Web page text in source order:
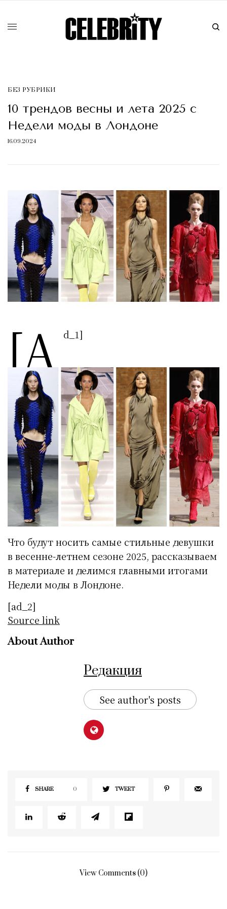
БЕЗ РУБРИКИ
10 трендов весны и лета 2025 с
Недели моды в Лондоне
16.09.2024
[a d_1]
Что будут носить самые стильные девушки
в весенне-летнем сезоне 2025, рассказываем
в материале и делимся главными итогами
Недели моды в Лондоне.
[ad_2]
Source link
About Author
Редакция
See author's posts
SHARE 0 TWEET
View Comments (0)